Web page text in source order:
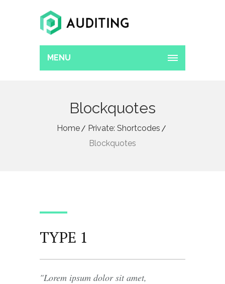
MENU
Blockquotes
Home
Private: Shortcodes
Blockquotes
TYPE 1
Lorem ipsum dolor sit amet,